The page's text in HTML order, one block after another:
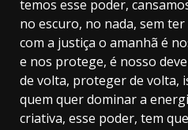
temos esse poder,
no escuro, no nada, sem
com a justiça o amanhã é
e nos protege, é nosso
de volta, proteger de volta,
quem quer dominar a
criativa, esse poder, tem